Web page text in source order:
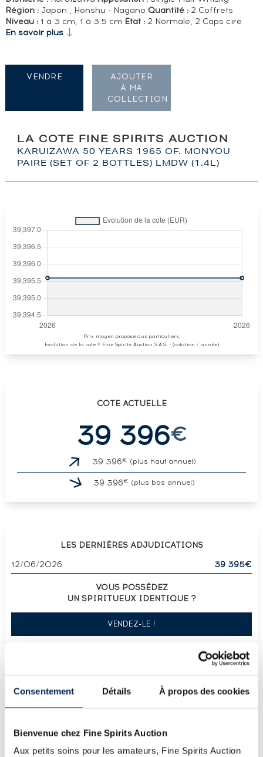
Consentement Détails À propos des cookies
Bienvenue chez Fine Spirits Auction
Aux petits soins pour les amateurs, Fine Spirits Auction
Région : Japon , Honshu - Nagano Quantité :2 Coffrets
Niveau :1 à 3 cm, 1 à 3.5 cm Etat :2 Normale, 2 Caps cire
En savoir plus
LA COTE FINE SPIRITS AUCTION
KARUIZAWA 50 YEARS 1965 OF. MONYOU
PAIRE (SET OF 2 BOTTLES) LMDW (1.4L)
Prix moyen proposé aux particuliers.
Evolution de la cote © Fine Spirits Auction S.A.S. - (cotation / année)
COTE ACTUELLE
39 396€
39 396€ (plus haut annuel)
39 396€ (plus bas annuel)
LES DERNIÈRES ADJUDICATIONS
12/06/2026
39 395€
VOUS POSSÉDEZ
UN SPIRITUEUX IDENTIQUE ?
VENDEZ-LE !
PRÉSENTATION DU LOT
KARUIZAWA 50 YEARS 1965 OF. MONYOU
LA CUVÉE
VENDRE
AJOUTER
À MA
COLLECTION